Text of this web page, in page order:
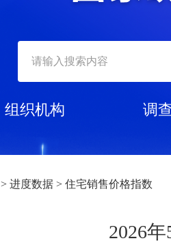
组织机构 调
> 进度数据 > 住宅销售价格指数
2026